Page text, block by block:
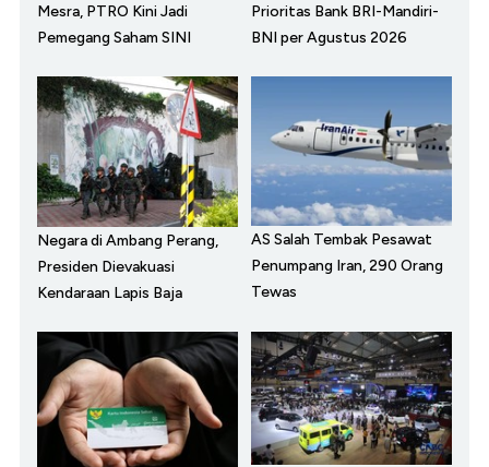
Mesra, PTRO Kini Jadi
Pemegang Saham SINI
Prioritas Bank BRI-Mandiri-
BNI per Agustus 2026
Negara di Ambang Perang,
Presiden Dievakuasi
Kendaraan Lapis Baja
AS Salah Tembak Pesawat
Penumpang Iran, 290 Orang
Tewas